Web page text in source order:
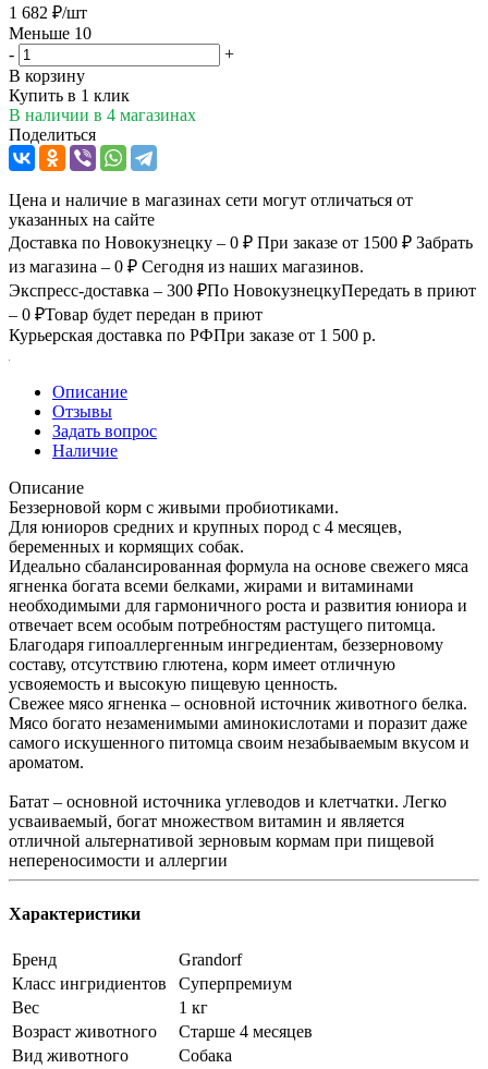
1 682 ₽/шт
Меньше 10
-
+
В корзину
Купить в 1 клик
В наличии в 4 магазинах
Поделиться
Цена и наличие в магазинах сети могут отличаться от
указанных на сайте
Доставка по Новокузнецку – 0 ₽ При заказе от 1500 ₽ Забрать
из магазина – 0 ₽ Сегодня из наших магазинов.
Экспресс-доставка – 300 ₽По НовокузнецкуПередать в приют
– 0 ₽Товар будет передан в приют
Курьерская доставка по РФПри заказе от 1 500 р.
Описание
Отзывы
Задать вопрос
Наличие
Описание
Беззерновой корм с живыми пробиотиками.
Для юниоров средних и крупных пород с 4 месяцев,
беременных и кормящих собак.
Идеально сбалансированная формула на основе свежего мяса
ягненка богата всеми белками, жирами и витаминами
необходимыми для гармоничного роста и развития юниора и
отвечает всем особым потребностям растущего питомца.
Благодаря гипоаллергенным ингредиентам, беззерновому
составу, отсутствию глютена, корм имеет отличную
усвояемость и высокую пищевую ценность.
Свежее мясо ягненка – основной источник животного белка.
Мясо богато незаменимыми аминокислотами и поразит даже
самого искушенного питомца своим незабываемым вкусом и
ароматом.
Батат – основной источника углеводов и клетчатки. Легко
усваиваемый, богат множеством витамин и является
отличной альтернативой зерновым кормам при пищевой
непереносимости и аллергии
Характеристики
Бренд
Grandorf
Класс ингридиентов
Суперпремиум
Вес
1 кг
Возраст животного
Старше 4 месяцев
Вид животного
Собака